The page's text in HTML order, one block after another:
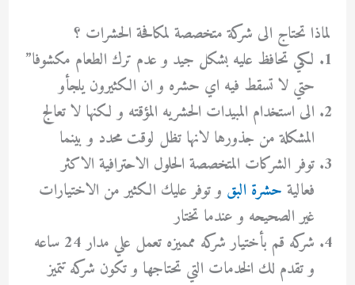
لماذا تحتاج الى شركة متخصصة لمكافحة الحشرات ؟
لكي تحافظ عليه بشكل جيد و عدم ترك الطعام مكشوفا”
حتي لا تسقط فيه اي حشره و ان الكثيرون يلجأو
الى استخدام المبيدات الحشريه المؤقته و لكنها لا تعالج
المشكلة من جذورها لانها تظل لوقت محدد و بينما
توفر الشركات المتخصصة الحلول الاحترافية الاكثر
فعالية حشرة البق و توفر عليك الكثير من الاختيارات
غير الصحيحه و عندما تختار
شركه قم بأختيار شركه ممميزه تعمل علي مدار 24 ساعه
و تقدم لك الخدمات التي تحتاجها و تكون شركه تتميز